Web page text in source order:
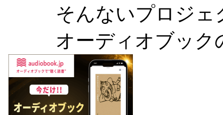
そんないプロジェ
オーディオブック